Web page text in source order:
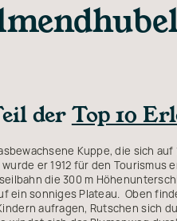
der Top 10
Kuppe, die sich
er 1912 für den
die 300 m
ein sonniges Plateau. Oben
aufragen, Rutschen sich